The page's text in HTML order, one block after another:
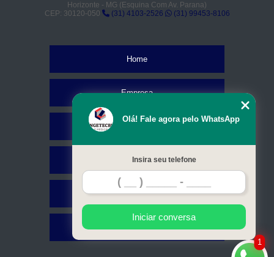
Horizonte - MG (Esquina Com Av. Parana)
CEP: 30120-050
(31) 4103-2526 (31) 99453-8106
Home
Empresa
Serviços
Contato
Mapa do site
1
Olá! Fale agora pelo WhatsApp
Insira seu telefone
Iniciar conversa